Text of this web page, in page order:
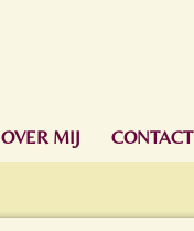
OVER MIJ CONTACT